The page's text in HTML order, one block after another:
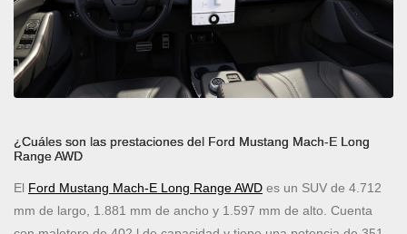
¿Cuáles son las prestaciones del Ford Mustang Mach-E Long
Range AWD
El Ford Mustang Mach-E Long Range AWD es un SUV de 4.712
mm de largo, 1.881 mm de ancho y 1.597 mm de alto. Cuenta